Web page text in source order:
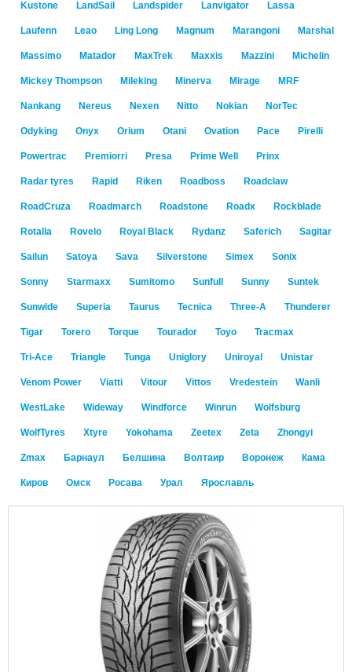
Kustone LandSail Landspider Lanvigator Lassa
Laufenn Leao Ling Long Magnum Marangoni Marshal
Massimo Matador MaxTrek Maxxis Mazzini Michelin
Mickey Thompson Mileking Minerva Mirage MRF
Nankang Nereus Nexen Nitto Nokian NorTec
Odyking Onyx Orium Otani Ovation Pace Pirelli
Powertrac Premiorri Presa Prime Well Prinx
Radar tyres Rapid Riken Roadboss Roadclaw
RoadCruza Roadmarch Roadstone Roadx Rockblade
Rotalla Rovelo Royal Black Rydanz Saferich Sagitar
Sailun Satoya Sava Silverstone Simex Sonix
Sonny Starmaxx Sumitomo Sunfull Sunny Suntek
Sunwide Superia Taurus Tecnica Three-A Thunderer
Tigar Torero Torque Tourador Toyo Tracmax
Tri-Ace Triangle Tunga Uniglory Uniroyal Unistar
Venom Power Viatti Vitour Vittos Vredestein Wanli
WestLake Wideway Windforce Winrun Wolfsburg
WolfTyres Xtyre Yokohama Zeetex Zeta Zhongyi
Zmax Барнаул Белшина Волтаир Воронеж Кама
Киров Омск Росава Урал Ярославль